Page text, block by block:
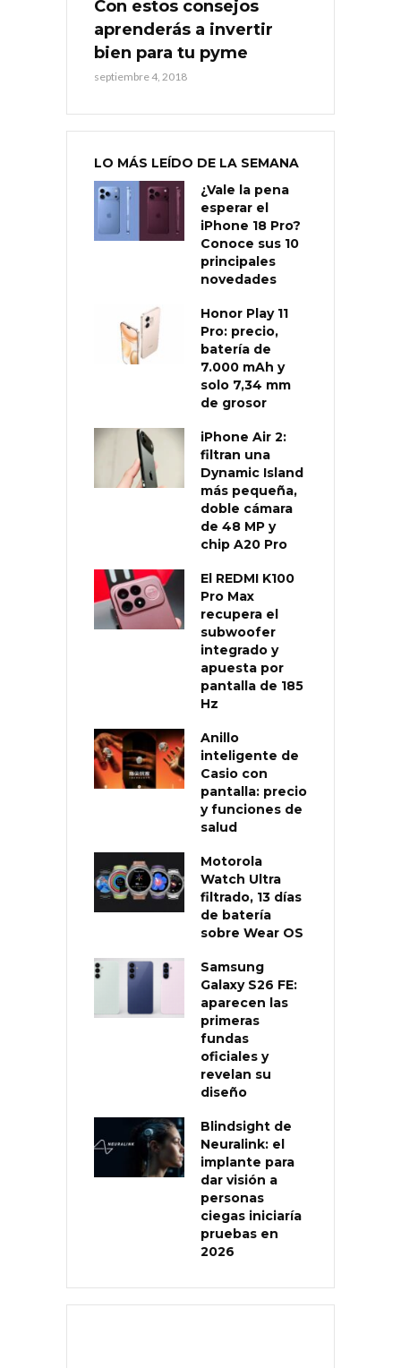
Con estos consejos
aprenderás a invertir
bien para tu pyme
septiembre 4, 2018
LO MÁS LEÍDO DE LA SEMANA
¿Vale la pena
esperar el
iPhone 18 Pro?
Conoce sus 10
principales
novedades
Honor Play 11
Pro: precio,
batería de
7.000 mAh y
solo 7,34 mm
de grosor
iPhone Air 2:
filtran una
Dynamic Island
más pequeña,
doble cámara
de 48 MP y
chip A20 Pro
El REDMI K100
Pro Max
recupera el
subwoofer
integrado y
apuesta por
pantalla de 185
Hz
Anillo
inteligente de
Casio con
pantalla: precio
y funciones de
salud
Motorola
Watch Ultra
filtrado, 13 días
de batería
sobre Wear OS
Samsung
Galaxy S26 FE:
aparecen las
primeras
fundas
oficiales y
revelan su
diseño
Blindsight de
Neuralink: el
implante para
dar visión a
personas
ciegas iniciaría
pruebas en
2026